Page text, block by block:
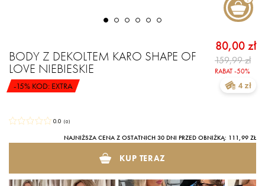
BODY Z DEKOLTEM KARO SHAPE OF
LOVE NIEBIESKIE
-15% KOD: EXTRA
80,00 zł
RABAT -50%
159,99 zł
4 zł
0.0 (0)
NAJNIŻSZA CENA Z OSTATNICH 30 DNI PRZED OBNIŻKĄ: 111,99 ZŁ
KUP TERAZ